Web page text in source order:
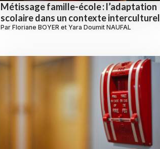
Métissage famille-école : l’adaptation
scolaire dans un contexte interculturel
Par Floriane BOYER et Yara Doumit NAUFAL